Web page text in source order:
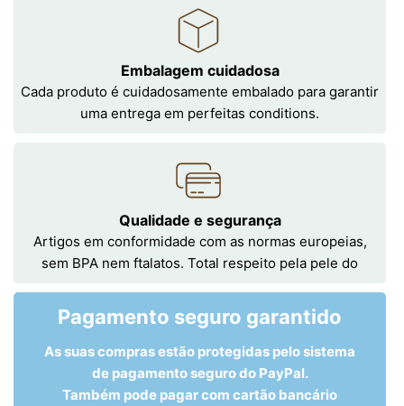
Embalagem cuidadosa
Cada produto é cuidadosamente embalado para garantir
uma entrega em perfeitas conditions.
Qualidade e segurança
Artigos em conformidade com as normas europeias,
sem BPA nem ftalatos. Total respeito pela pele do
Pagamento seguro garantido
As suas compras estão protegidas pelo sistema
de pagamento seguro do PayPal.
Também pode pagar com cartão bancário